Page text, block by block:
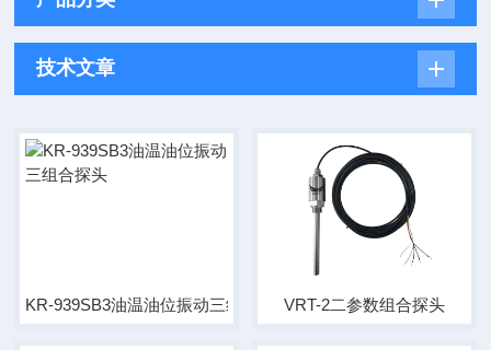
技术文章
KR-939SB3油温油位振动三组合探头VRT-2二参数组合探头